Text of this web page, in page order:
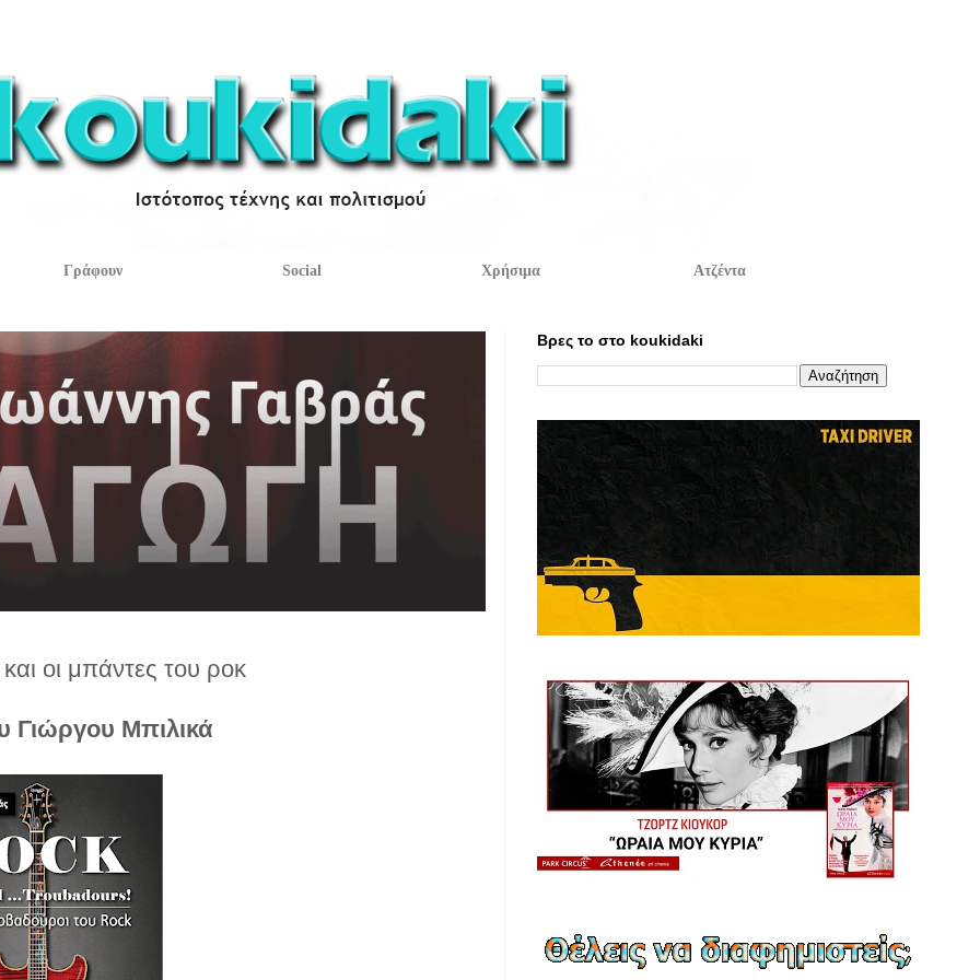
Γράφουν Social Χρήσιμα Ατζέντα
οι μπάντες του ροκ
Γιώργου Μπιλικά
Βρες το στο koukidaki